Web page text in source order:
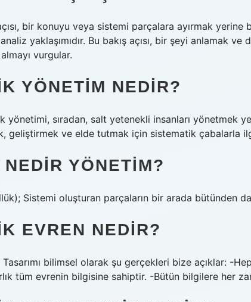
bir konuyu veya sistemi parçalara ayırmak
yaklaşımıdır. Bu bakış açısı, bir şeyi anlamak
vurgular.
YÖNETIM NEDIR?
yönetimi, sıradan, salt yetenekli insanları yönetmek
geliştirmek ve elde tutmak için sistematik çabalarla
YÖNETIM?
Sistemi oluşturan parçaların bir arada bütünden
EVREN NEDIR?
bilimsel olarak şu gerçekleri bize açıklar: -
tüm evrenin bilgisine sahiptir. -Bütün bilgilere her